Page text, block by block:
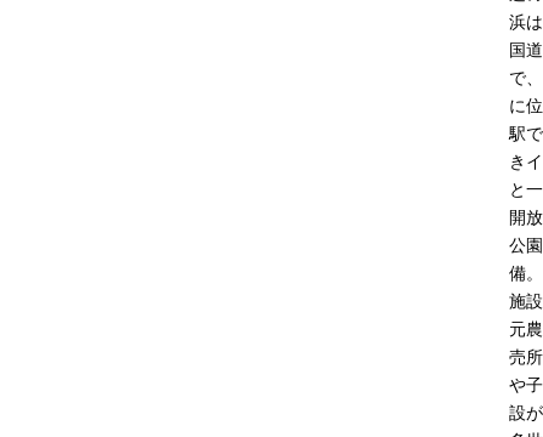
浜
国
で
に
駅
き
と
開
公
備
施
元
売
や
設